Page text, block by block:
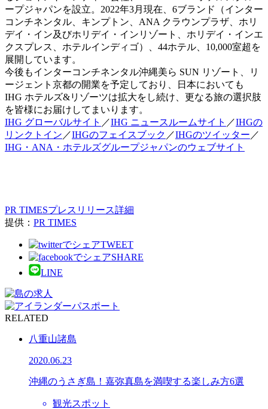
ープジャパンを設立。2022年3月現在、6ブランド（インター
コンチネンタル、キンプトン、ANA クラウンプラザ、ホリ
デイ・イン及びホリデイ・インリゾート、ホリデイ・インエ
クスプレス、ホテルインディゴ）、44ホテル、10,000室超を
展開しています。
今後もインターコンチネンタル沖縄美ら SUN リゾート、リ
ージェント京都の開業を予定しており、日本においても
IHG ホテルズ&リゾーツは拡大をし続け、更なる旅の選択肢
を皆様にお届けしてまいります。
IHG グローバルサイト ／IHG ニュースルームサイト ／IHGの
リンクトイン ／IHGのフェイスブック ／IHGのツイッター ／
IHG・ANA・ホテルズグループジャパンのウェブサイト
PR TIMESプレスリリース詳細
提供： PR TIMES
TWEET
SHARE
LINE
RELATED
八重山諸島
2020.06.23
沖縄のうさぎ島！嘉弥真島を満喫する楽しみ方6選
観光スポット